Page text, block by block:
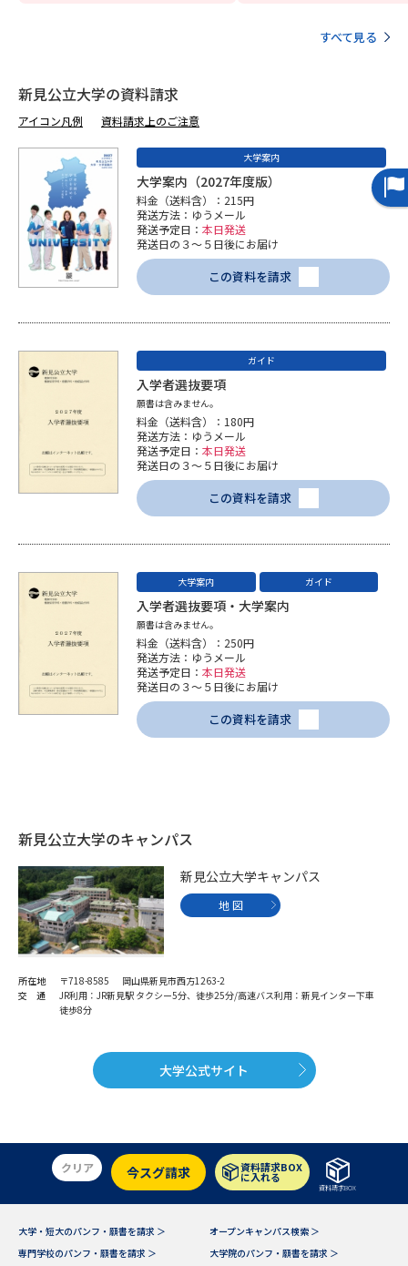
資料検索
志望校・出願校を調べる
併願校選び 受験スケジュールを立てよう
先輩が入学を決めた理由 テレメール全国一斉進学調査
新生活お役立ちガイド
大学で学びたい学問発見
学問のミニ講義「夢ナビ講義」 学問分野解説
夢ナビライブ
Ｑ＆Ａ よくあるご質問 大学進学IDについて
資料の料金の
受付内容・発送状況の確認
テレメール
お支払いサイト
個人情報取扱規定
すべて見る
新見公立大学の資料請求
アイコン凡例 資料請求上のご注意
大学案内
大学案内（2027年度版）
料金（送料含）：215円
発送方法：ゆうメール
発送予定日： 本日発送
発送日の３～５日後にお届け
この資料を請求
ガイド
入学者選抜要項
願書は含みません。
料金（送料含）：180円
発送方法：ゆうメール
発送予定日： 本日発送
発送日の３～５日後にお届け
この資料を請求
大学案内 ガイド
入学者選抜要項・大学案内
願書は含みません。
料金（送料含）：250円
発送方法：ゆうメール
発送予定日： 本日発送
発送日の３～５日後にお届け
この資料を請求
新見公立大学のキャンパス
新見公立大学キャンパス
地 図
所在地
〒718-8585 岡山県新見市西方1263-2
交 通
JR利用：JR新見駅 タクシー5分、徒歩25分/高速バス利用：新見インター下車
徒歩8分
大学公式サイト
クリア 今スグ請求 資料請求BOX
に入れる
資料請求BOX
大学・短大のパンフ・願書を請求 ＞
オープンキャンパス検索 ＞
専門学校のパンフ・願書を請求 ＞
大学院のパンフ・願書を請求 ＞